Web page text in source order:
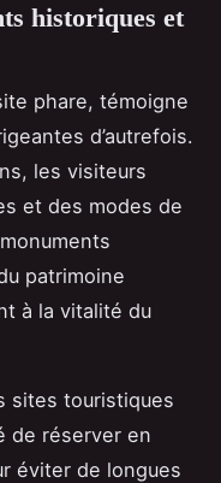
historiques et
phare, témoigne
d’autrefois.
les visiteurs
et des modes de
patrimoine
à la vitalité du
sites touristiques
de réserver en
éviter de longues